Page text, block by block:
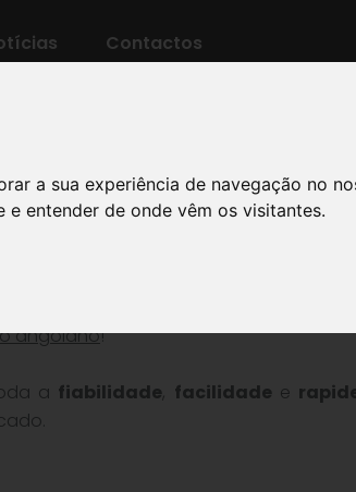
a sua experiência de navegação no
entender de onde vêm os visitantes.
Contactos
angolano!
a fiabilidade, facilidade e